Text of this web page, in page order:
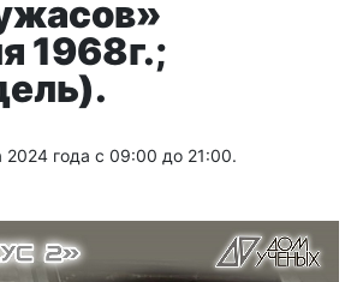
1968г.;
2024 года с 09:00 до 21:00.